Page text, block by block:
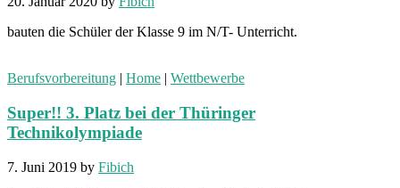
bauten die Schüler der Klasse 9 im N/T- Unterricht.
Berufsvorbereitung | Home | Wettbewerbe
Super!! 3. Platz bei der Thüringer
Technikolympiade
7. Juni 2019 by Fibich